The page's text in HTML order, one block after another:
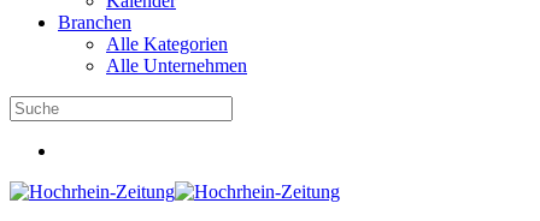
Branchen
Alle Kategorien
Alle Unternehmen